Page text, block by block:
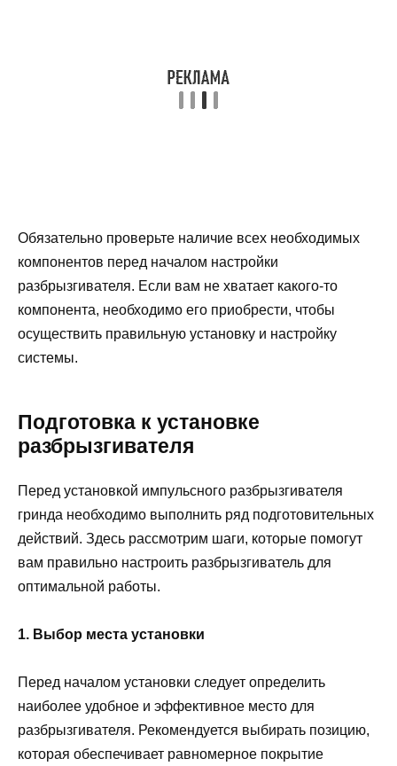
Обязательно проверьте наличие всех необходимых
компонентов перед началом настройки
разбрызгивателя. Если вам не хватает какого-то
компонента, необходимо его приобрести, чтобы
осуществить правильную установку и настройку
системы.
Подготовка к установке
разбрызгивателя
Перед установкой импульсного разбрызгивателя
гринда необходимо выполнить ряд подготовительных
действий. Здесь рассмотрим шаги, которые помогут
вам правильно настроить разбрызгиватель для
оптимальной работы.
1. Выбор места установки
Перед началом установки следует определить
наиболее удобное и эффективное место для
разбрызгивателя. Рекомендуется выбирать позицию,
которая обеспечивает равномерное покрытие